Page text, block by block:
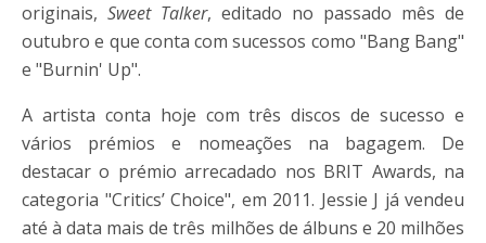
originais, Sweet Talker, editado no passado mês de
outubro e que conta com sucessos como "Bang Bang"
e "Burnin' Up".
A artista conta hoje com três discos de sucesso e
vários prémios e nomeações na bagagem. De
destacar o prémio arrecadado nos BRIT Awards, na
categoria "Critics’ Choice", em 2011. Jessie J já vendeu
até à data mais de três milhões de álbuns e 20 milhões